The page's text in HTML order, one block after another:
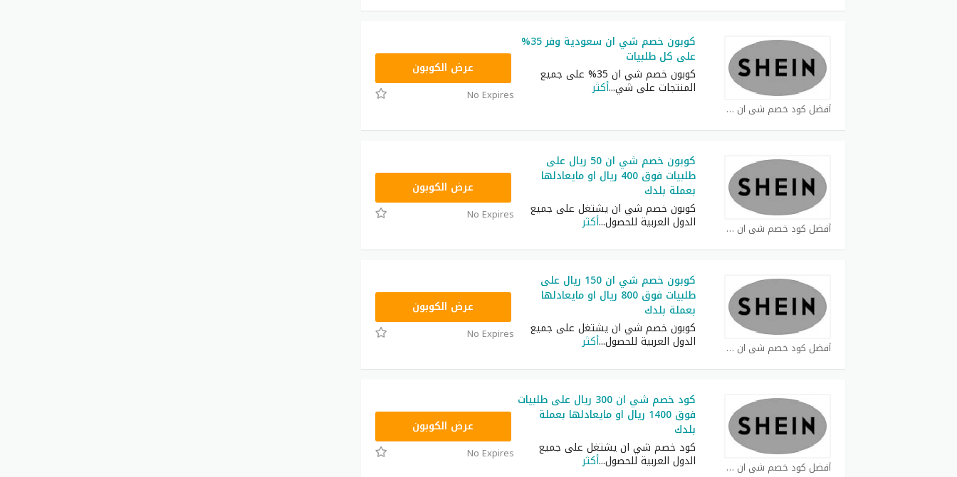
أفضل كود خصم شي ان كوبون
كوبون خصم شي ان سعودية وفر 35%
على كل طلبيات
كوبون خصم شي ان 35% على جميع
المنتجات على شي...أكثر
عرض الكوبون
No Expires
أفضل كود خصم شي ان كوبون
كوبون خصم شي ان 50 ريال على
طلبيات فوق 400 ريال او مايعادلها
بعملة بلدك
كوبون خصم شي ان يشتغل على جميع
الدول العربية للحصول...أكثر
عرض الكوبون
No Expires
أفضل كود خصم شي ان كوبون
كوبون خصم شي ان 150 ريال على
طلبيات فوق 800 ريال او مايعادلها
بعملة بلدك
كوبون خصم شي ان يشتغل على جميع
الدول العربية للحصول...أكثر
عرض الكوبون
No Expires
أفضل كود خصم شي ان كوبون
كود خصم شي ان 300 ريال على طلبيات
فوق 1400 ريال او مايعادلها بعملة
بلدك
كود خصم شي ان يشتغل على جميع
الدول العربية للحصول...أكثر
عرض الكوبون
No Expires